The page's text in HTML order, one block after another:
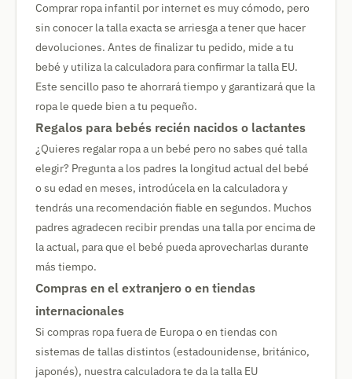
Comprar ropa infantil por internet es muy cómodo, pero
sin conocer la talla exacta se arriesga a tener que hacer
devoluciones. Antes de finalizar tu pedido, mide a tu
bebé y utiliza la calculadora para confirmar la talla EU.
Este sencillo paso te ahorrará tiempo y garantizará que la
ropa le quede bien a tu pequeño.
Regalos para bebés recién nacidos o lactantes
¿Quieres regalar ropa a un bebé pero no sabes qué talla
elegir? Pregunta a los padres la longitud actual del bebé
o su edad en meses, introdúcela en la calculadora y
tendrás una recomendación fiable en segundos. Muchos
padres agradecen recibir prendas una talla por encima de
la actual, para que el bebé pueda aprovecharlas durante
más tiempo.
Compras en el extranjero o en tiendas
internacionales
Si compras ropa fuera de Europa o en tiendas con
sistemas de tallas distintos (estadounidense, británico,
japonés), nuestra calculadora te da la talla EU